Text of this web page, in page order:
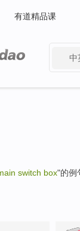
有道精品课
中
switch box"的例